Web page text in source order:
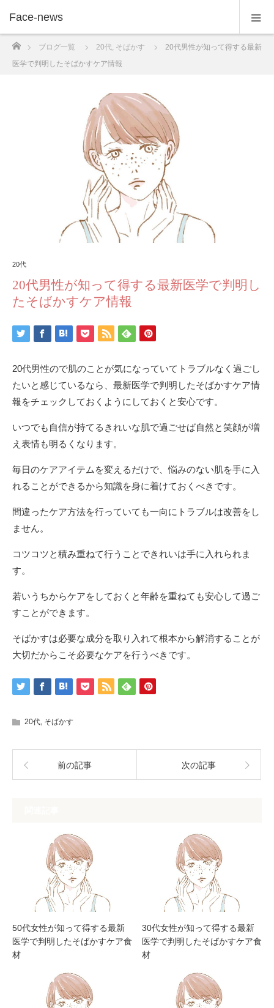
Face-news
ブログ一覧 20代, そばかす
20代男性が知って得する最新
医学で判明したそばかすケア情報
20代
20代男性が知って得する最新医学で判明し
たそばかすケア情報
20代男性ので肌のことが気になっていてトラブルなく過ごし
たいと感じているなら、最新医学で判明したそばかすケア情
報をチェックしておくようにしておくと安心です。
いつでも自信が持てるきれいな肌で過ごせば自然と笑顔が増
え表情も明るくなります。
毎日のケアアイテムを変えるだけで、悩みのない肌を手に入
れることができるから知識を身に着けておくべきです。
間違ったケア方法を行っていても一向にトラブルは改善をし
ません。
コツコツと積み重ねて行うことできれいは手に入れられま
す。
若いうちからケアをしておくと年齢を重ねても安心して過ご
すことができます。
そばかすは必要な成分を取り入れて根本から解消することが
大切だからこそ必要なケアを行うべきです。
20代 そばかす
前の記事 次の記事
50代女性が知って得する最新
医学で判明したそばかすケア食
材
30代女性が知って得する最新
医学で判明したそばかすケア食
材